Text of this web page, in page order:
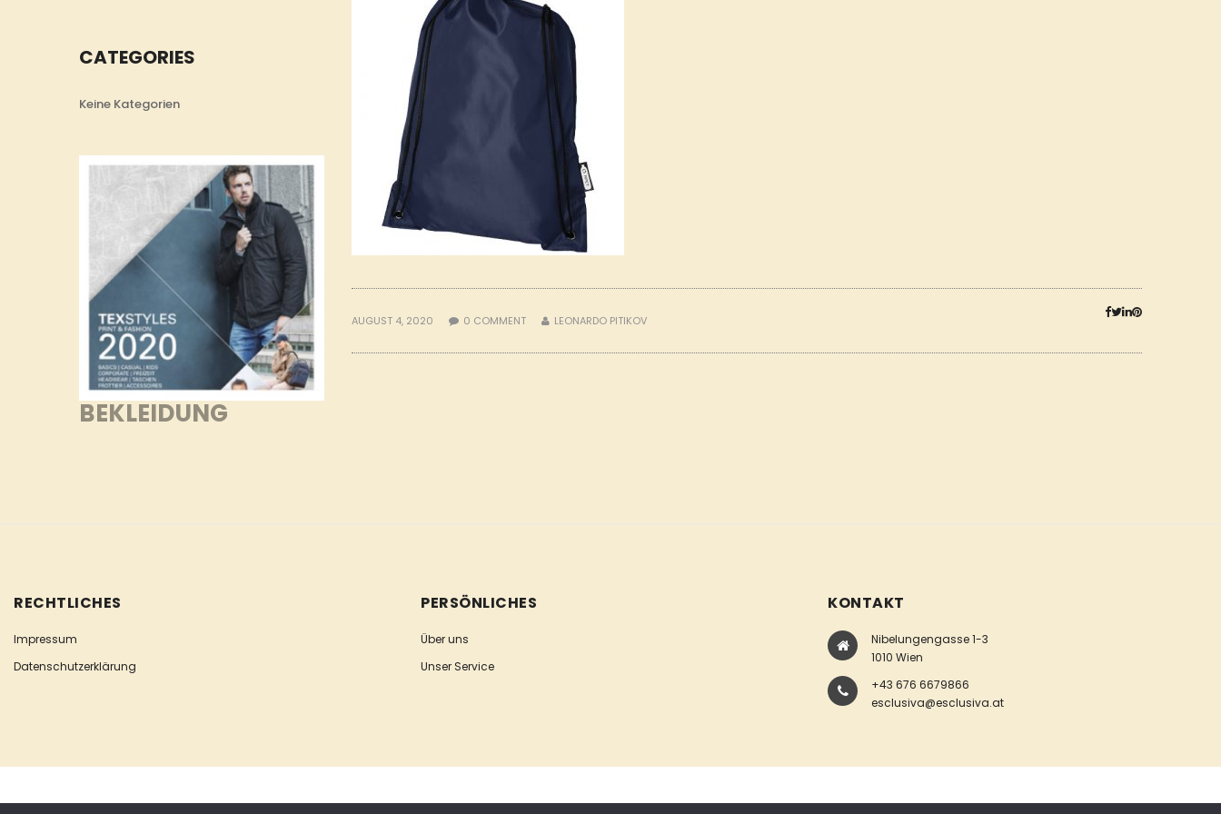
CATEGORIES
Keine Kategorien
BEKLEIDUNG
AUGUST 4, 2020 0 COMMENT LEONARDO PITIKOV
RECHTLICHES
Impressum
Datenschutzerklärung
PERSÖNLICHES
Über uns
Unser Service
KONTAKT
Nibelungengasse 1-3
1010 Wien
+43 676 6679866
esclusiva@esclusiva.at